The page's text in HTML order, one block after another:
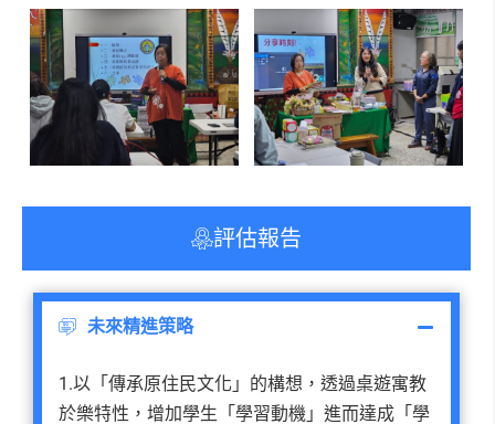
評估報告
未來精進策略
1.以「傳承原住民文化」的構想，透過桌遊寓教
於樂特性，增加學生「學習動機」進而達成「學